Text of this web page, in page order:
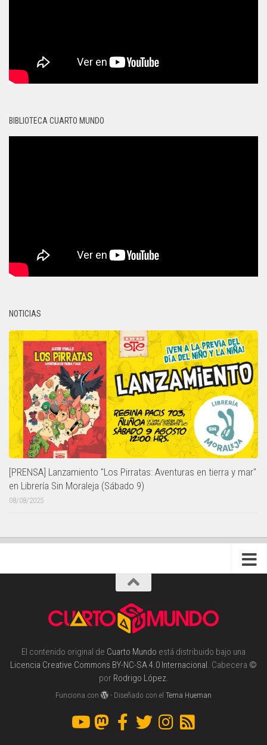
BIBLIOTECA CUARTO MUNDO
NOTICIAS
[PRENSA] Lanzamiento "Los Pirratas: Aventuras en tierra y mar"
en Librería Sin Moraleja (Sábado 9)
08/08/2025
El contenido original de Cuarto Mundo está distribuido bajo una
Licencia Creative Commons BY-NC-SA 4.0 Internacional. Cabecera ©
por Rodrigo López.
Funciona con - Diseñado con elTema Hueman